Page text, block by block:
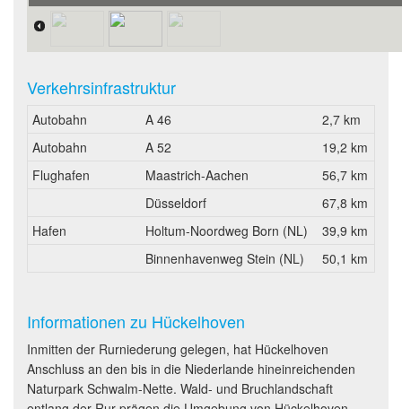
Verkehrsinfrastruktur
Autobahn A 46
2,7 km
Autobahn
A 52
19,2 km
Flughafen
Maastrich-Aachen
56,7 km
Düsseldorf
67,8 km
Hafen
Holtum-Noordweg Born (NL)
39,9 km
Binnenhavenweg Stein (NL)
50,1 km
Informationen zu Hückelhoven
Inmitten der Rurniederung gelegen, hat Hückelhoven
Anschluss an den bis in die Niederlande hineinreichenden
Naturpark Schwalm-Nette. Wald- und Bruchlandschaft